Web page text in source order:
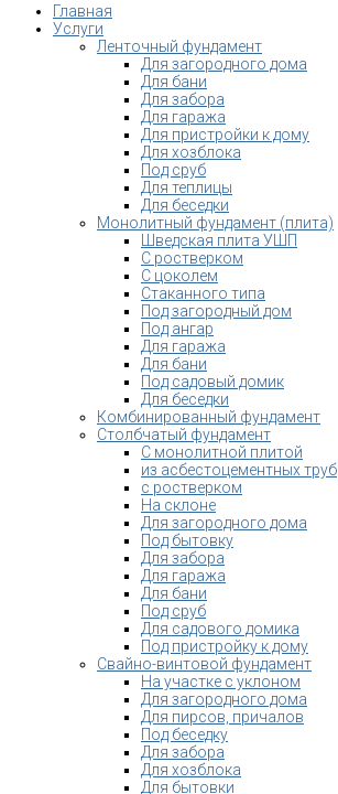
Главная
Услуги
Ленточный фундамент
Для загородного дома
Для бани
Для забора
Для гаража
Для пристройки к дому
Для хозблока
Под сруб
Для теплицы
Для беседки
Монолитный фундамент (плита)
Шведская плита УШП
С ростверком
С цоколем
Стаканного типа
Под загородный дом
Под ангар
Для гаража
Для бани
Под садовый домик
Для беседки
Комбинированный фундамент
Столбчатый фундамент
С монолитной плитой
из асбестоцементных труб
с ростверком
На склоне
Для загородного дома
Под бытовку
Для забора
Для гаража
Для бани
Под сруб
Для садового домика
Под пристройку к дому
Свайно-винтовой фундамент
На участке с уклоном
Для загородного дома
Для пирсов, причалов
Под беседку
Для забора
Для хозблока
Для бытовки